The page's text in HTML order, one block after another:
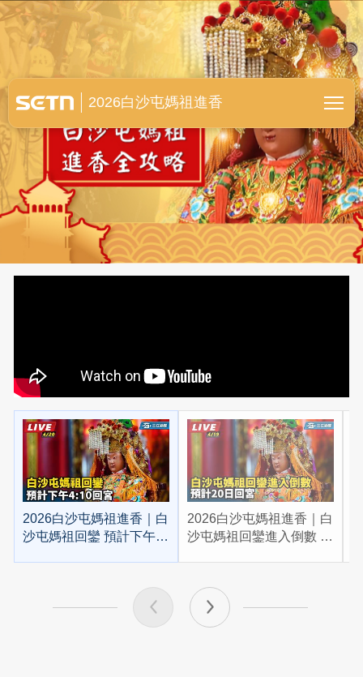
白沙屯媽祖進香全紀錄
2026白沙屯媽祖進香
2026白沙屯媽祖進香｜白
沙屯媽祖回鑾 預計下午
2026白沙屯媽祖進香｜白
沙屯媽祖回鑾進入倒數 預